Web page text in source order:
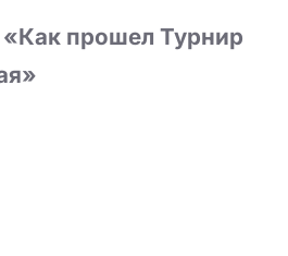
«Как прошел Турнир